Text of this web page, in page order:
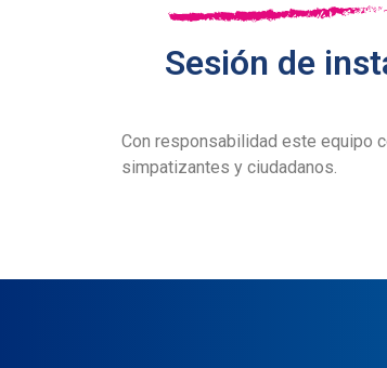
Sesión de
Con responsabilidad este equipo
simpatizantes y ciudadanos.